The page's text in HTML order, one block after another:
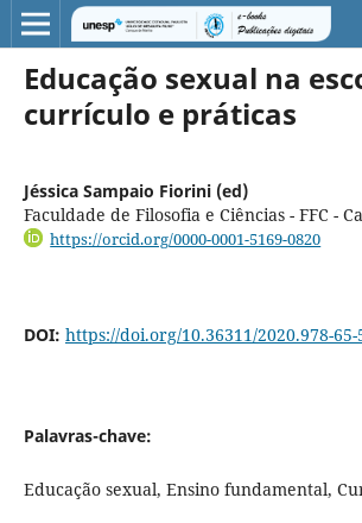
Educação sexual na
currículo e práticas
Jéssica Sampaio Fiorini (ed)
Faculdade de Filosofia e Ciências - FFC -
https://orcid.org/0000-0001-5169-0820
DOI: https://doi.org/10.36311/2020.978-65-
Palavras-chave:
Educação sexual, Ensino fundamental,